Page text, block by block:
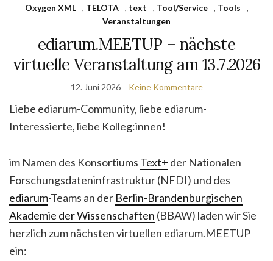
Oxygen XML
, TELOTA , text , Tool/Service , Tools
,
Veranstaltungen
ediarum.MEETUP – nächste
virtuelle Veranstaltung am 13.7.2026
12. Juni 2026 Keine Kommentare
Liebe ediarum-Community, liebe ediarum-
Interessierte, liebe Kolleg:innen!
im Namen des Konsortiums Text+ der Nationalen
Forschungsdateninfrastruktur (NFDI) und des
ediarum-Teams an der Berlin-Brandenburgischen
Akademie der Wissenschaften (BBAW) laden wir Sie
herzlich zum nächsten virtuellen ediarum.MEETUP
ein: